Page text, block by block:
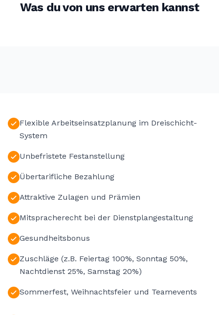
Was du von uns erwarten kannst
Flexible Arbeitseinsatzplanung im Dreischicht-
System
Unbefristete Festanstellung
Übertarifliche Bezahlung
Attraktive Zulagen und Prämien
Mitspracherecht bei der Dienstplangestaltung
Gesundheitsbonus
Zuschläge (z.B. Feiertag 100%, Sonntag 50%,
Nachtdienst 25%, Samstag 20%)
Sommerfest, Weihnachtsfeier und Teamevents